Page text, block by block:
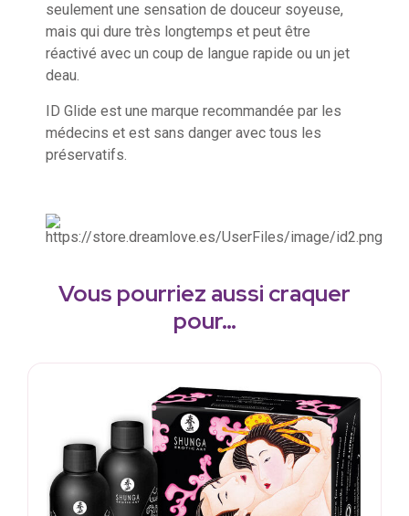
seulement une sensation de douceur soyeuse,
mais qui dure très longtemps et peut être
réactivé avec un coup de langue rapide ou un jet
deau.
ID Glide est une marque recommandée par les
médecins et est sans danger avec tous les
préservatifs.
Vous pourriez aussi craquer
pour…